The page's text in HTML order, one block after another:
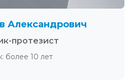
Александрович
протезист
более 10 лет